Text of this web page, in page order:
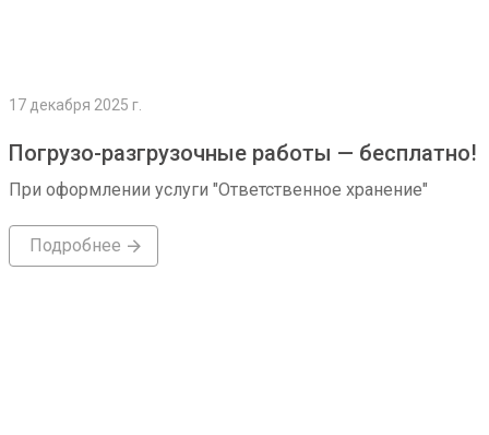
17 декабря 2025 г.
Погрузо-разгрузочные работы — бесплатно!
При оформлении услуги "Ответственное хранение"
Подробнее